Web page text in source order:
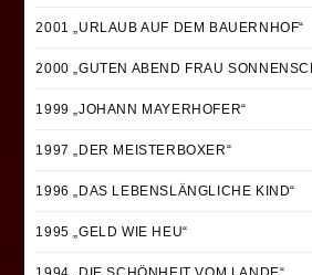
2001 „URLAUB AUF DEM BAUERNHOF“
2000 „GUTEN ABEND FRAU
1999 „JOHANN MAYERHOFER“
1997 „DER MEISTERBOXER“
1996 „DAS LEBENSLÄNGLICHE KIND“
1995 „GELD WIE HEU“